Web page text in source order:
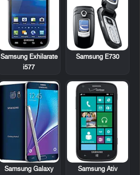
Samsung E730
Samsung Exhilarate
i577
Samsung Ativ
Samsung Galaxy